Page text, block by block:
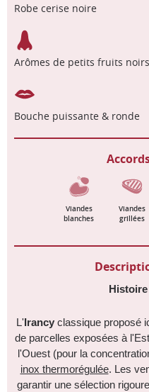
Robe cerise noire
Arômes de petits fruits
Bouche puissante & ronde
Viandes
blanches
Viandes
grillées
L' Irancyclassique proposé
de parcelles exposées à
l'Ouest (pour la
inox thermorégulée. Les
garantir une sélection